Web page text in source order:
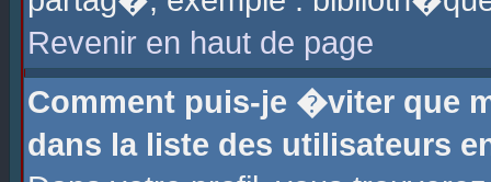
Revenir en haut de page
Comment puis-je �viter que
dans la liste des utilisateurs